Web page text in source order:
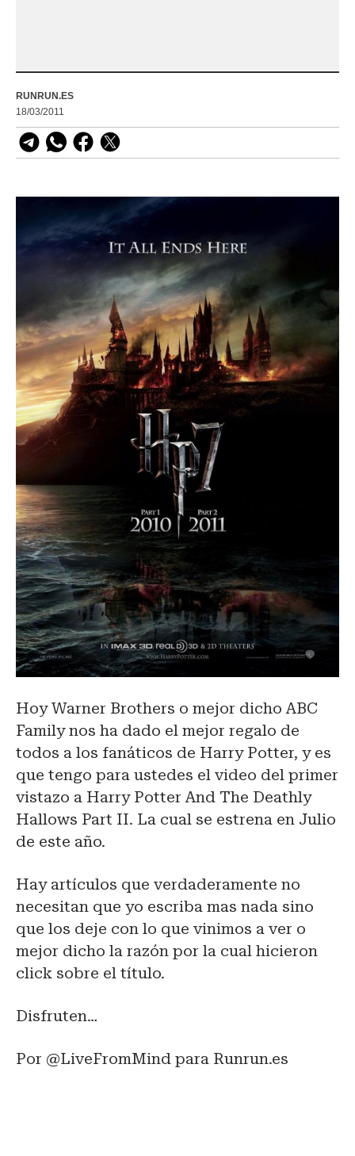
RUNRUN.ES
18/03/2011
Hoy Warner Brothers o mejor dicho ABC
Family nos ha dado el mejor regalo de
todos a los fanáticos de Harry Potter, y es
que tengo para ustedes el video del primer
vistazo a Harry Potter And The Deathly
Hallows Part II. La cual se estrena en Julio
de este año.
Hay artículos que verdaderamente no
necesitan que yo escriba mas nada sino
que los deje con lo que vinimos a ver o
mejor dicho la razón por la cual hicieron
click sobre el título.
Disfruten…
Por @LiveFromMind para Runrun.es